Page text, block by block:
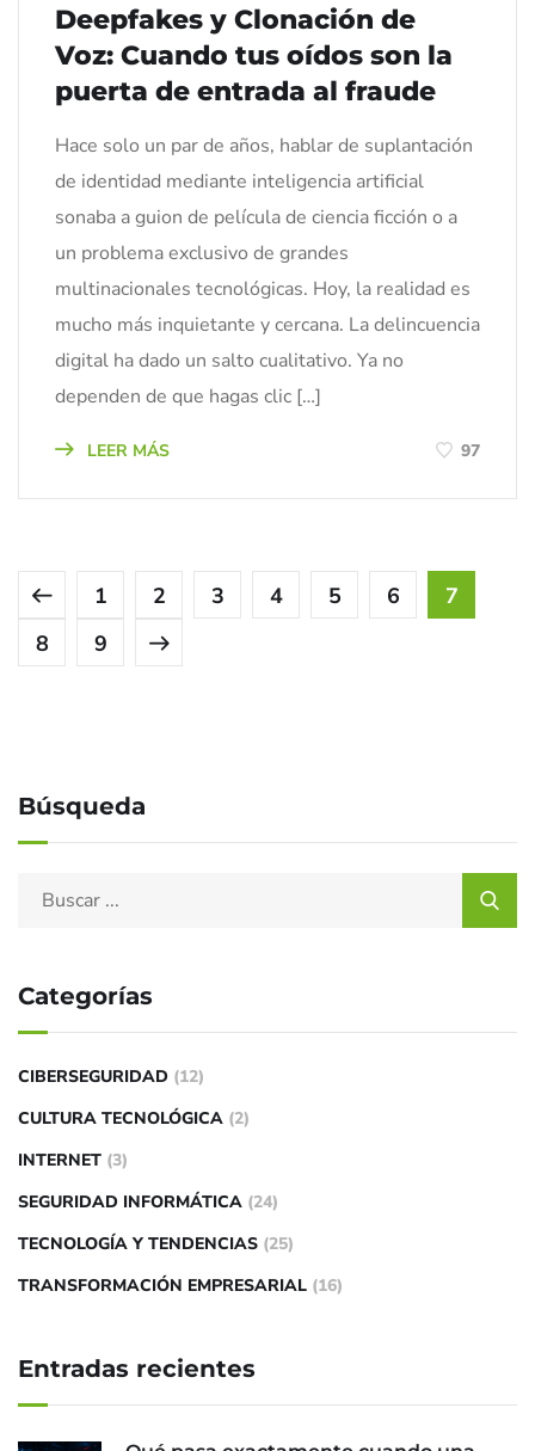
Deepfakes y Clonación de
Voz: Cuando tus oídos son la
puerta de entrada al fraude
Hace solo un par de años, hablar de suplantación
de identidad mediante inteligencia artificial
sonaba a guion de película de ciencia ficción o a
un problema exclusivo de grandes
multinacionales tecnológicas. Hoy, la realidad es
mucho más inquietante y cercana. La delincuencia
digital ha dado un salto cualitativo. Ya no
dependen de que hagas clic […]
LEER MÁS 97
1 2 3 4 5 6
7
8
9
Búsqueda
Categorías
CIBERSEGURIDAD (12)
CULTURA TECNOLÓGICA (2)
INTERNET (3)
SEGURIDAD INFORMÁTICA (24)
TECNOLOGÍA Y TENDENCIAS (25)
TRANSFORMACIÓN EMPRESARIAL (16)
Entradas recientes